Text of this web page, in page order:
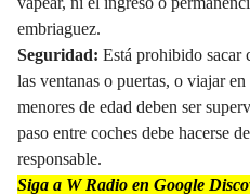
embriaguez.
Seguridad: Está prohibido sacar
las ventanas o puertas, o viajar
menores de edad deben ser
paso entre coches debe hacerse
responsable.
Siga a W Radio en Google